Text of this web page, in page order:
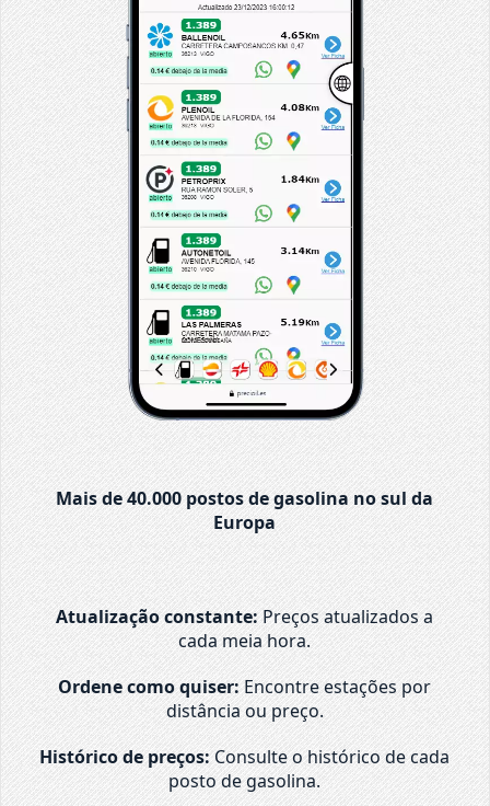
Mais de 40.000 postos de gasolina no sul da
Europa
Atualização constante: Preços atualizados a
cada meia hora.
Ordene como quiser: Encontre estações por
distância ou preço.
Histórico de preços: Consulte o histórico de cada
posto de gasolina.